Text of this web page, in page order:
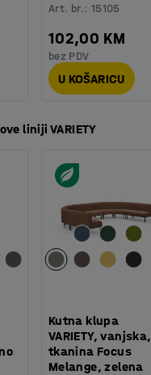
Art. br.: 15105
102,00 KM
bez PDV
U KOŠARICU
liniji VARIETY
Kutna klupa
VARIETY, vanjska,
tkanina Focus
Melange, zelena